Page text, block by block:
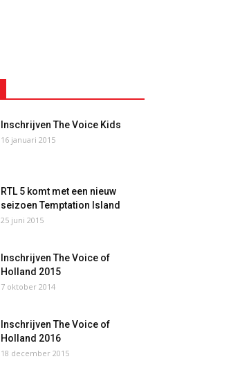
Inschrijven The Voice Kids
16 januari 2015
RTL 5 komt met een nieuw
seizoen Temptation Island
25 juni 2015
Inschrijven The Voice of
Holland 2015
7 oktober 2014
Inschrijven The Voice of
Holland 2016
18 december 2015